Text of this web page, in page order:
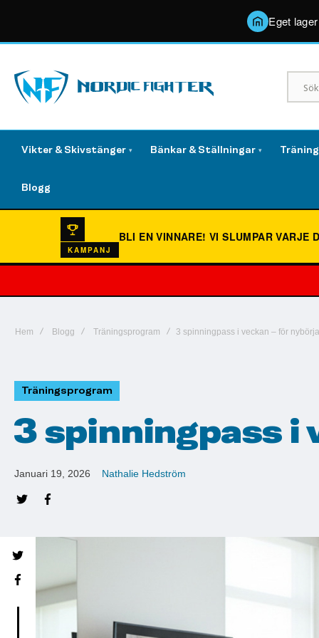
Eget
Vikter & Skivstänger ▾ Bänkar & Ställningar ▾
Blogg
KAMPANJ
BLI EN VINNARE!VI SLUMPAR VARJE
Hem Blogg Träningsprogram 3 spinningpass i veckan – för
Träningsprogram
3 spinningpass i
Januari 19, 2026 Nathalie Hedström